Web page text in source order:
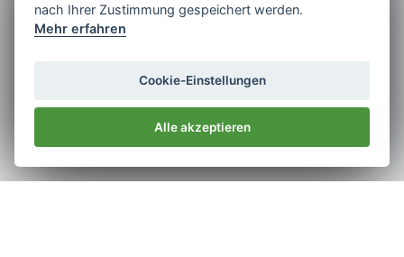
Golf Brothers.de
Neuheiten
Impressum
nach Ihrer Zustimmung gespeichert werden.
Mehr erfahren
Cookie-Einstellungen
Alle akzeptieren